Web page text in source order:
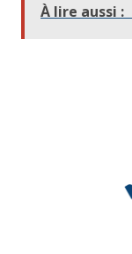
À lire aussi :